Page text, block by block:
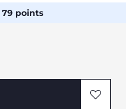
79 points